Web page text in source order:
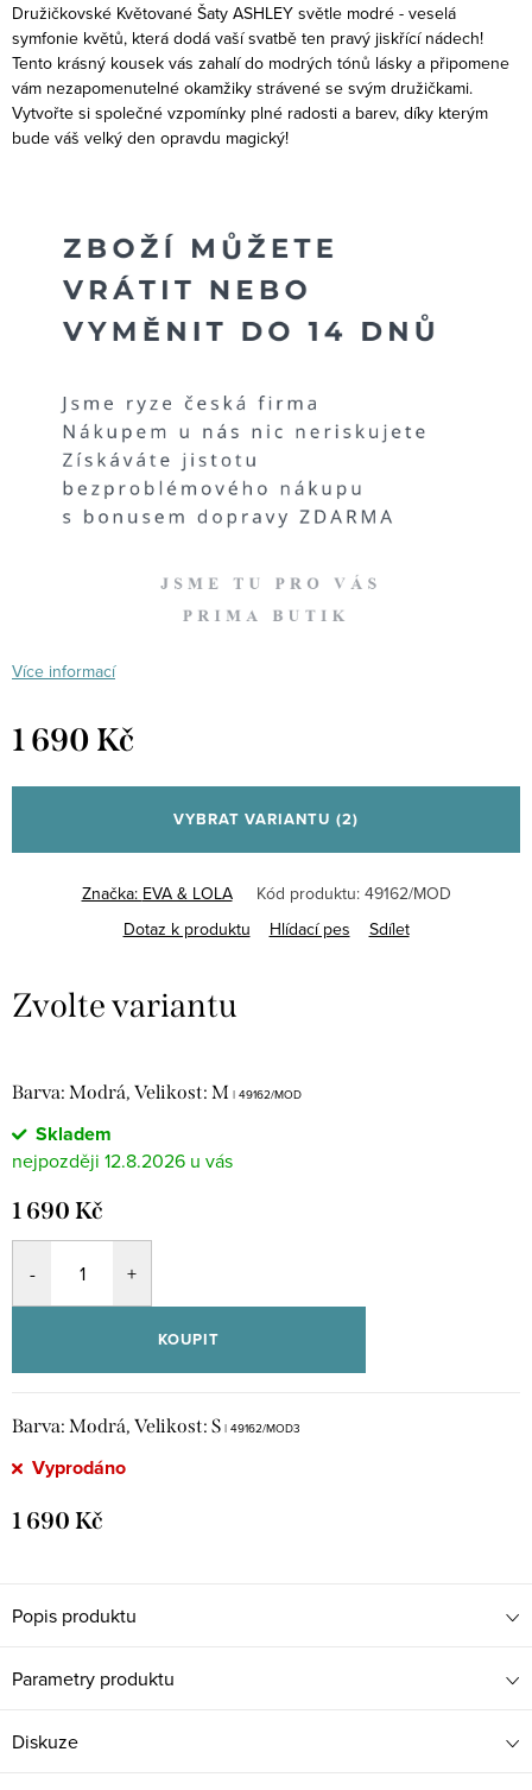
Družičkovské Květované Šaty ASHLEY světle modré - veselá
symfonie květů, která dodá vaší svatbě ten pravý jiskřící nádech!
Tento krásný kousek vás zahalí do modrých tónů lásky a připomene
vám nezapomenutelné okamžiky strávené se svým družičkami.
Vytvořte si společné vzpomínky plné radosti a barev, díky kterým
bude váš velký den opravdu magický!
Více informací
1 690 Kč
cena:
VYBRAT VARIANTU (2)
Značka: EVA & LOLA Kód produktu: 49162/MOD
Dotaz k produktu
Hlídací pes Sdílet
Barva: Modrá, Velikost: M | 49162/MOD
Skladem
12.8.2026
1 690 Kč
KOUPIT
Barva: Modrá, Velikost: S | 49162/MOD3
Vyprodáno
1 690 Kč
Popis produktu
Parametry produktu
Diskuze